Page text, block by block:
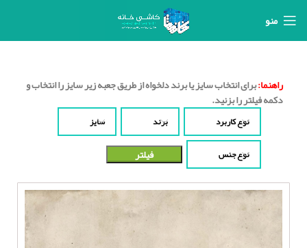
منو
راهنما:برای انتخاب سایز یا برند دلخواه از طریق جعبه زیر سایز را انتخاب و
دکمه فیلتر را بزنید.
نوع کاربرد برند
سایز
نوع جنس
فیلتر